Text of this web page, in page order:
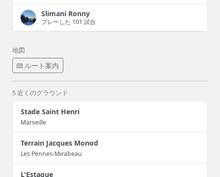
Slimani Ronny
プレーした 101 試合
地図
ルート案内
5 近くのグラウンド
Stade Saint Henri
Marseille
Terrain Jacques Monod
Les Pennes-Mirabeau
L'Estaque